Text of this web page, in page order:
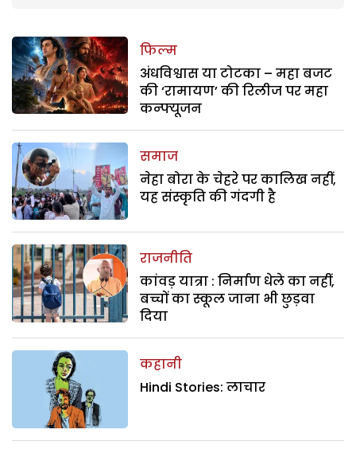
फिल्म
अंधविश्वास या टोटका – महा बजट
की ‘रामायण’ की रिलीज पर महा
कन्फ्यूजन
समाज
नेहा बोरा के चेहरे पर कालिख नहीं,
यह संस्कृति की गंदगी है
राजनीति
कांवड़ यात्रा : निर्माण धेले का नहीं,
बच्चों का स्कूल जाना भी छुड़वा
दिया
कहानी
Hindi Stories: लाचार